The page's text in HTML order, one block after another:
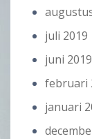
juli 2019
juni 2019
februari
januari